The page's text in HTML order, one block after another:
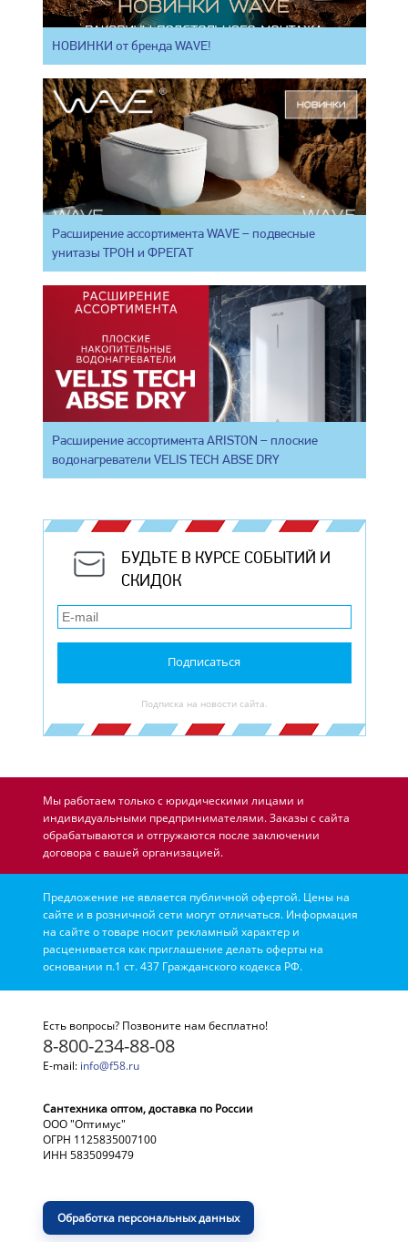
НОВИНКИ от бренда WAVE!
Расширение ассортимента WAVE – подвесные
унитазы ТРОН и ФРЕГАТ
Расширение ассортимента ARISTON – плоские
водонагреватели VELIS TECH ABSE DRY
БУДЬТЕ В КУРСЕ СОБЫТИЙ И
СКИДОК
Подписаться
Подписка на новости сайта.
Мы работаем только с юридическими лицами и
индивидуальными предпринимателями. Заказы с сайта
обрабатываются и отгружаются после заключении
договора с вашей организацией.
Предложение не является публичной офертой. Цены на
сайте и в розничной сети могут отличаться. Информация
на сайте о товаре носит рекламный характер и
расценивается как приглашение делать оферты на
основании п.1 ст. 437 Гражданского кодекса РФ.
Есть вопросы? Позвоните нам бесплатно!
8-800-234-88-08
E-mail: info@f58.ru
Сантехника оптом, доставка по России
ООО "Оптимус"
ОГРН 1125835007100
ИНН 5835099479
Обработка персональных данных